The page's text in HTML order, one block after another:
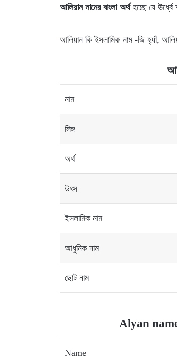
আলিয়ান নামের বাংলা অর্থহচ্ছে যে
আলিয়ান কি ইসলামিক নাম -জি হ্যাঁ,
নাম
লিঙ্গ
অর্থ
উৎস
ইসলামিক নাম
আধুনিক নাম
ছোট নাম
Alyan
Name